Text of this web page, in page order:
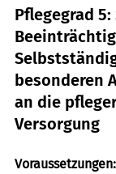
Pflegegrad
besonderen
an die
Versorgung
Voraussetzungen: